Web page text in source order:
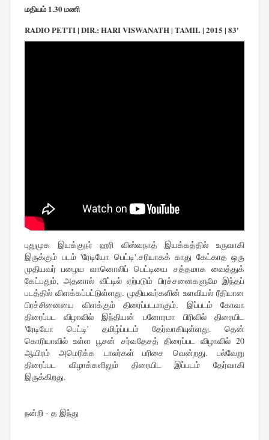
மதியம் 1.30 மணி
RADIO PETTI | DIR.: HARI VISWANATH | TAMIL | 2015 | 83'
புதுமுக இயக்குநர் ஹரி விஸ்வநாத் இயக்கத்தில் உருவாகி
இருக்கும் படம் 'ரேடியோ பெட்டி'.சரியாகக் காது கேட்காத ஒரு
முதியவர் பழைய வானொலிப் பெட்டியை சத்தமாக வைத்துக்
கேட்பதும், அதனால் வீட்டில் ஏற்படும் பிரச்சனைகளுமே இந்தப்
படத்தில் விளக்கப்பட்டுள்ளது. முதியவர்களின் உளவியல் ரீதியான
பிரச்சினையை விளக்கும் திரைப்படமாகும். இப்படம் கோவா
திரைப்பட விழாவில் இந்தியன் பனோரமா பிரிவில் திரையிட
'ரேடியோ பெட்டி' தமிழ்ப்படம் தேர்வாகியுள்ளது. தென்
கொரியாவில் உள்ள பூசன் சர்வதேசத் திரைப்பட விழாவில் 20
ஆயிரம் அமெரிக்க டாலர்கள் பரிசை வென்றது. பல்வேறு
திரைப்பட விழாக்களிலும் திரையிட இப்படம் தேர்வாகி
இருக்கிறது.
நன்றி - த இந்து